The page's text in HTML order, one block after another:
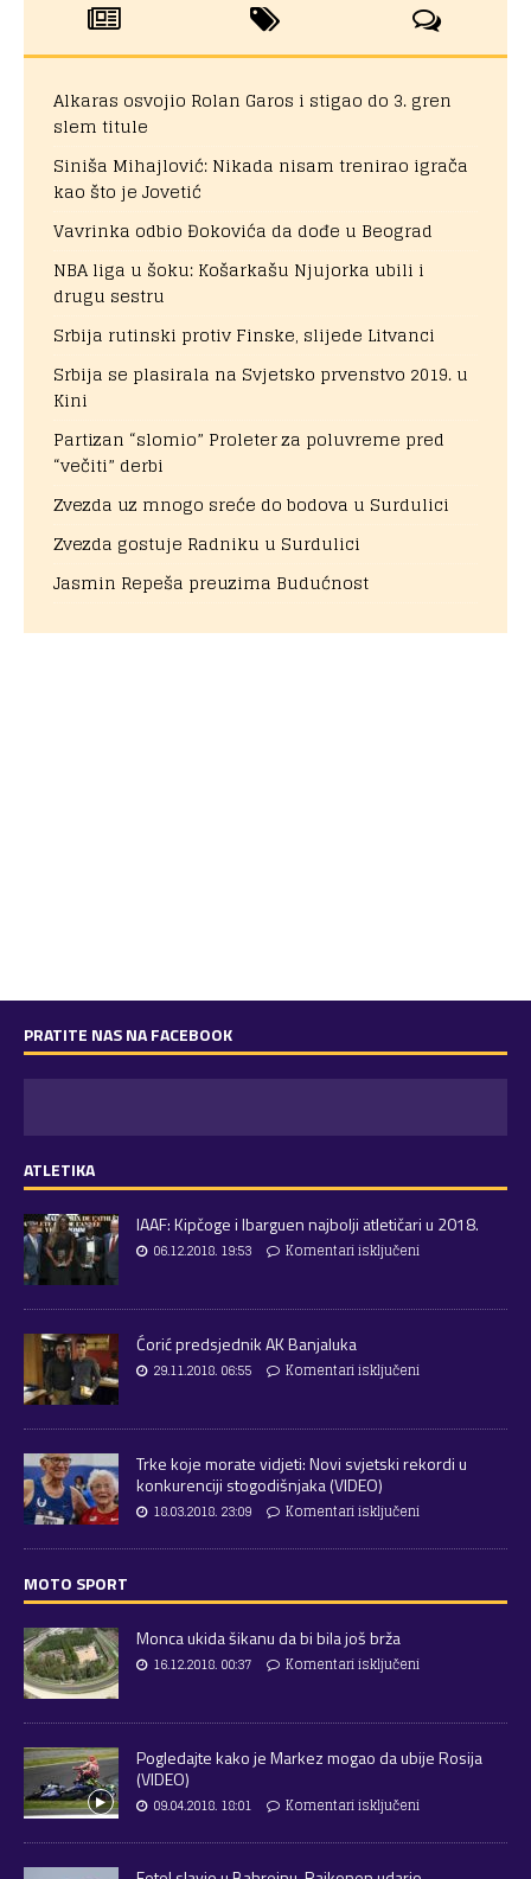
Alkaras osvojio Rolan Garos i stigao do 3. gren
slem titule
Siniša Mihajlović: Nikada nisam trenirao igrača
kao što je Jovetić
Vavrinka odbio Đokovića da dođe u Beograd
NBA liga u šoku: Košarkašu Njujorka ubili i
drugu sestru
Srbija rutinski protiv Finske, slijede Litvanci
Srbija se plasirala na Svjetsko prvenstvo 2019. u
Kini
Partizan “slomio” Proleter za poluvreme pred
“večiti” derbi
Zvezda uz mnogo sreće do bodova u Surdulici
Zvezda gostuje Radniku u Surdulici
Jasmin Repeša preuzima Budućnost
PRATITE NAS NA FACEBOOK
ATLETIKA
IAAF: Kipčoge i Ibarguen najbolji atletičari u 2018.
06.12.2018. 19:53 Komentari isključeni
Ćorić predsjednik AK Banjaluka
29.11.2018. 06:55 Komentari isključeni
Trke koje morate vidjeti: Novi svjetski rekordi u
konkurenciji stogodišnjaka (VIDEO)
18.03.2018. 23:09 Komentari isključeni
MOTO SPORT
Monca ukida šikanu da bi bila još brža
16.12.2018. 00:37 Komentari isključeni
Pogledajte kako je Markez mogao da ubije Rosija
(VIDEO)
09.04.2018. 18:01 Komentari isključeni